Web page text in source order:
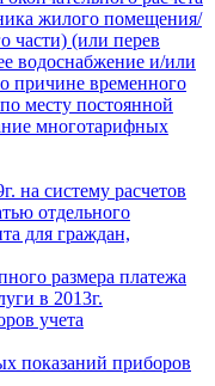
жилого помещения/
части) (или перев
водоснабжение и/или
причине временного
месту постоянной
многотарифных
на систему расчетов
отдельного
для граждан,
размера платежа
в 2013г.
учета
показаний приборов